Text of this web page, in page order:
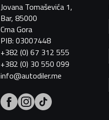
Jovana Tomaševića 1,
Bar, 85000
Crna Gora
PIB: 03007448
+382 (0) 67 312 555
+382 (0) 30 550 099
info@autodiler.me